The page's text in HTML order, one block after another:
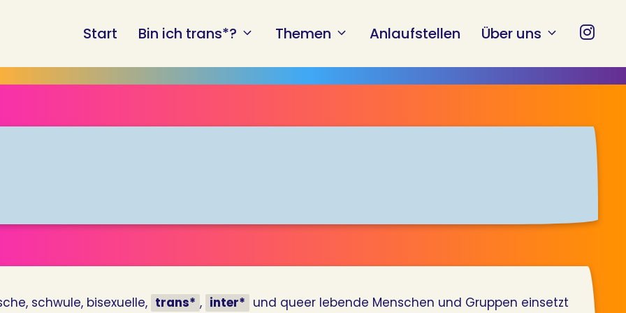
Start Bin ich trans*? Themen Anlaufstellen Über uns
schwule, bisexuelle, trans* , inter* und queer lebende Menschen und Gruppen einsetzt